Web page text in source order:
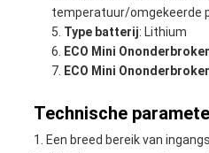
temperatuur/omgekeerde
Type batterij: Lithium
ECO Mini
ECO Mini
Technische
1. Een breed bereik van